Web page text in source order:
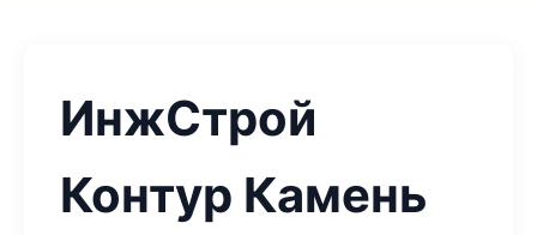
ИнжСтрой
Контур Камень